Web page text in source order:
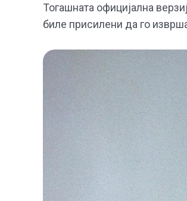
Тогашната официјална
биле присилени да го